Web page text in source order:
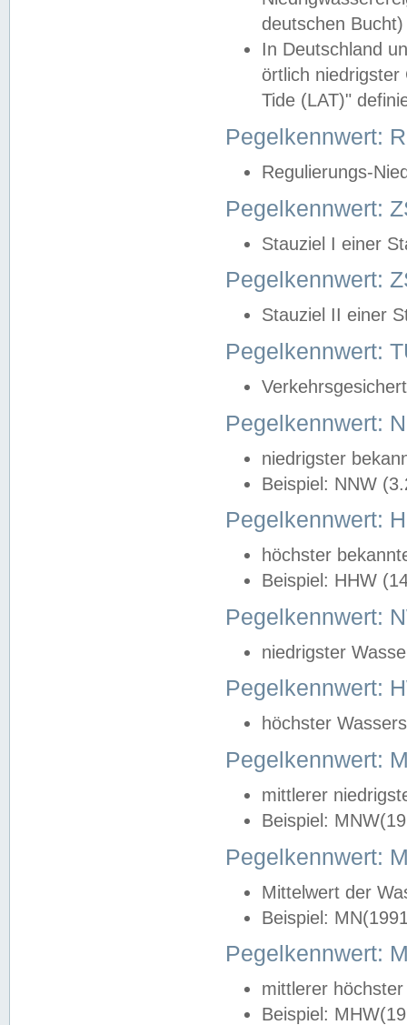
deutschen
In Deutschland
örtlich
Tide (LAT)"
Pegelkennwert:
Regulierungs-
Pegelkennwert:
Stauziel I einer
Pegelkennwert:
Stauziel II einer
Pegelkennwert:
Pegelkennwert:
niedrigster
Beispiel: NNW
Pegelkennwert:
höchster
Beispiel: HHW
Pegelkennwert:
niedrigster
Pegelkennwert:
höchster
Pegelkennwert:
mittlerer
Beispiel:
Pegelkennwert:
Mittelwert der
Beispiel:
Pegelkennwert:
mittlerer
Beispiel: